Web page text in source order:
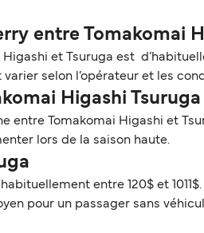
entre Tomakomai
et Tsuruga est
selon l’opérateur et les
Higashi Tsuruga
entre Tomakomai Higashi et
lors de la saison haute.
entre 120$ et
pour un passager sans